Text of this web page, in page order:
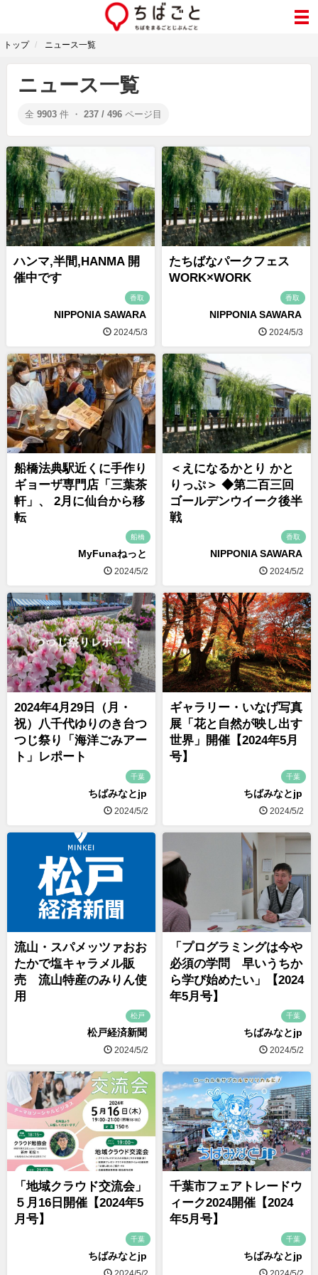
トップ ニュース一覧
ニュース一覧
全 9903 件 ・ 237 / 496 ページ目
ハンマ,半間,HANMA 開
催中です
香取
NIPPONIA SAWARA
2024/5/3
たちばなパークフェス
WORK×WORK
香取
NIPPONIA SAWARA
2024/5/3
船橋法典駅近くに手作り
ギョーザ専門店「三葉茶
軒」、 2月に仙台から移
転
船橋
MyFunaねっと
2024/5/2
＜えになるかとり かと
りっぷ＞ ◆第二百三回
ゴールデンウイーク後半
戦
香取
NIPPONIA SAWARA
2024/5/2
2024年4月29日（月・
祝）八千代ゆりのき台つ
つじ祭り「海洋ごみアー
ト」レポート
千葉
ちばみなとjp
2024/5/2
ギャラリー・いなげ写真
展「花と自然が映し出す
世界」開催【2024年5月
号】
千葉
ちばみなとjp
2024/5/2
流山・スパメッツァおお
たかで塩キャラメル販
売 流山特産のみりん使
用
松戸
松戸経済新聞
2024/5/2
「プログラミングは今や
必須の学問 早いうちか
ら学び始めたい」【2024
年5月号】
千葉
ちばみなとjp
2024/5/2
「地域クラウド交流会」
５月16日開催【2024年5
月号】
千葉
ちばみなとjp
千葉市フェアトレードウ
ィーク2024開催【2024
年5月号】
千葉
ちばみなとjp